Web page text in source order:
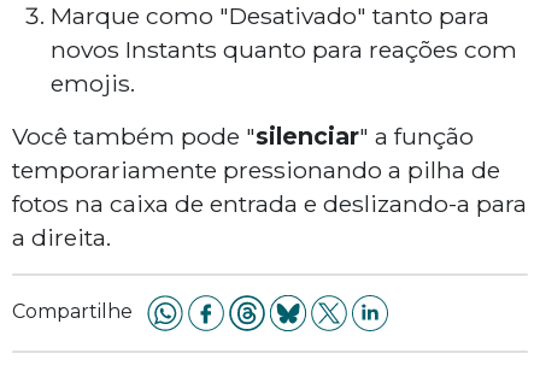
Marque como "Desativado" tanto para
novos Instants quanto para reações com
emojis.
Você também pode "silenciar" a função
temporariamente pressionando a pilha de
fotos na caixa de entrada e deslizando-a para
a direita.
Compartilhe